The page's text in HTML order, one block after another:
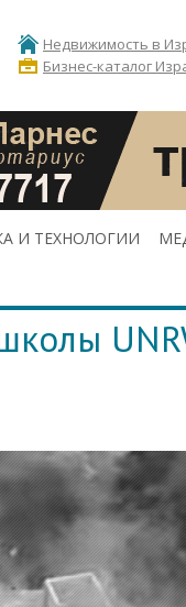
Недвижимость в
Бизнес-каталог
И ТЕХНОЛОГИИ